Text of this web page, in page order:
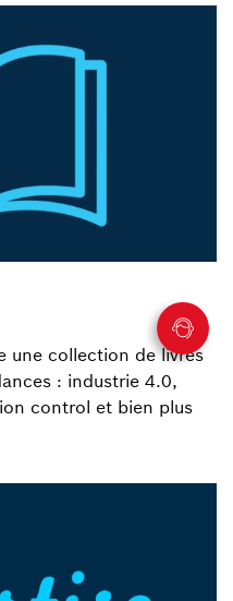
une collection de livres
: industrie 4.0,
control et bien plus